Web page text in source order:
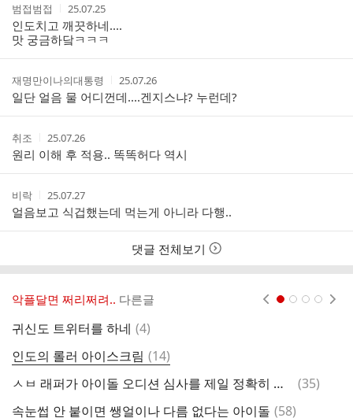
작
성
자
범접범접
작
성
시
간
25.07.25
인도치고 깨끗하네....
맛 궁금하닼ㅋㅋㅋ
작
성
자
재명만이나의대통령
작
성
시
간
25.07.26
일단 얼음 물 어디껀데....겐지스냐? 누런데?
작
성
자
취조
작
성
시
간
25.07.26
원리 이해 후 적용.. 똑똑허다 역시
작
성
자
비락
작
성
시
간
25.07.27
얼음보고 식겁했는데 먹는게 아니라 다행..
댓글 전체보기
악플달면 쩌리쩌려.. 다른글
귀신도 트위터를 하네 댓
(4)
인도의 롤러 아이스크림 댓
글
(14)
ㅅㅂ 래퍼가 아이돌 오디션 심사를 제일 정확히 하네.twt
댓
(35)
속눈썹 안 붙이면 쌩얼이나 다름 없다는 아이돌 댓
(58)